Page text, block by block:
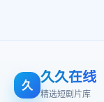
久 久久在线
精选短剧片库